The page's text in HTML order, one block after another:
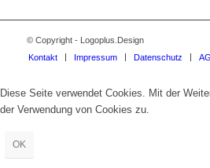
© Copyright - Logoplus.Design
Kontakt
Impressum Datenschutz
Diese Seite verwendet Cookies. Mit der
der Verwendung von Cookies zu.
OK